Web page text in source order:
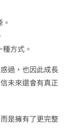
方式。
過，也因此成長
未來還會有真正
是擁有了更完整